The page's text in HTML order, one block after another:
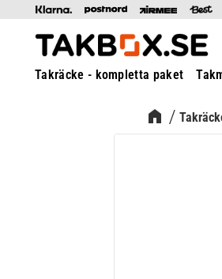
Takräcke - kompletta paket